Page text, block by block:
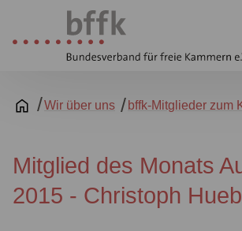
Wir über uns bffk-Mitglieder zum
Mitglied des Monats
2015 - Christoph